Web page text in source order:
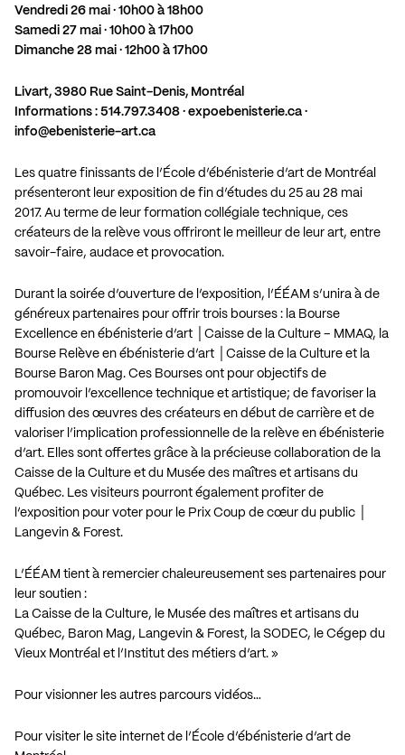
Vendredi 26 mai · 10h00 à 18h00
Samedi 27 mai · 10h00 à 17h00
Dimanche 28 mai · 12h00 à 17h00
Livart, 3980 Rue Saint-Denis, Montréal
Informations : 514.797.3408 · expoebenisterie.ca ·
info@ebenisterie-art.ca
Les quatre finissants de l’École d’ébénisterie d’art de Montréal
présenteront leur exposition de fin d’études du 25 au 28 mai
2017. Au terme de leur formation collégiale technique, ces
créateurs de la relève vous offriront le meilleur de leur art, entre
savoir-faire, audace et provocation.
Durant la soirée d’ouverture de l’exposition, l’ÉÉAM s’unira à de
généreux partenaires pour offrir trois bourses : la Bourse
Excellence en ébénisterie d’art │Caisse de la Culture – MMAQ, la
Bourse Relève en ébénisterie d’art │Caisse de la Culture et la
Bourse Baron Mag. Ces Bourses ont pour objectifs de
promouvoir l’excellence technique et artistique; de favoriser la
diffusion des œuvres des créateurs en début de carrière et de
valoriser l’implication professionnelle de la relève en ébénisterie
d’art. Elles sont offertes grâce à la précieuse collaboration de la
Caisse de la Culture et du Musée des maîtres et artisans du
Québec. Les visiteurs pourront également profiter de
l’exposition pour voter pour le Prix Coup de cœur du public │
Langevin & Forest.
L’ÉÉAM tient à remercier chaleureusement ses partenaires pour
leur soutien :
La Caisse de la Culture, le Musée des maîtres et artisans du
Québec, Baron Mag, Langevin & Forest, la SODEC, le Cégep du
Vieux Montréal et l’Institut des métiers d’art. »
Pour visionner les autres parcours vidéos…
Pour visiter le site internet de l’École d’ébénisterie d’art de